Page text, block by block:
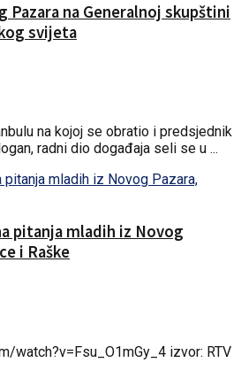
Pazara na Generalnoj skupštini
svijeta
na kojoj se obratio i predsjednik
radni dio događaja seli se u ...
pitanja mladih iz Novog
i Raške
watch?v=Fsu_O1mGy_4 izvor: RTV